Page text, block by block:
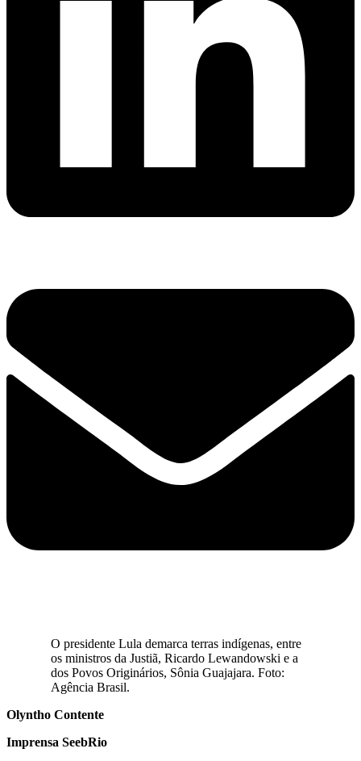
O presidente Lula demarca terras indígenas, entre
os ministros da Justiã, Ricardo Lewandowski e a
dos Povos Originários, Sônia Guajajara. Foto:
Agência Brasil.
Olyntho Contente
Imprensa SeebRio